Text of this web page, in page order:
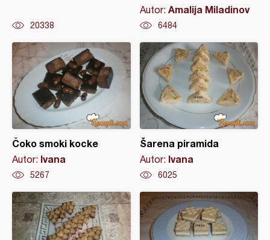
20338
Autor: Amalija Miladinov
6484
Čoko smoki kocke
Autor: Ivana
5267
Šarena piramida
Autor: Ivana
6025